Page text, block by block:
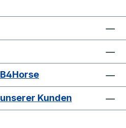
Kunden